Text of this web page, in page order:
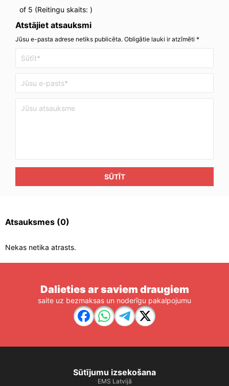
of 5 (Reitingu skaits: )
Atstājiet atsauksmi
Jūsu e-pasta adrese netiks publicēta. Obligātie lauki ir atzīmēti *
SŪTĪT
Atsauksmes (0)
Nekas netika atrasts.
Dalieties ar saviem draugiem
saite uz bezmaksas un noderīgu pakalpojumu
Sūtījumu izsekošana
EMS Latvijā